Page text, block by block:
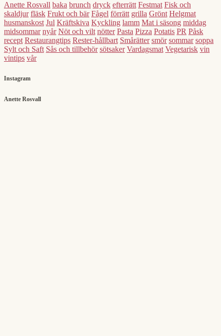
Anette Rosvall baka brunch dryck efterrätt Festmat Fisk och
skaldjur fläsk Frukt och bär Fågel förrätt grilla Grönt Helgmat
husmanskost Jul Kräftskiva Kyckling lamm Mat i säsong middag
midsommar nyår Nöt och vilt nötter Pasta Pizza Potatis PR Påsk
recept Restaurangtips Rester-hållbart Smårätter smör sommar soppa
Sylt och Saft Sås och tillbehör sötsaker Vardagsmat Vegetarisk vin
vintips vår
Instagram
Anette Rosvall